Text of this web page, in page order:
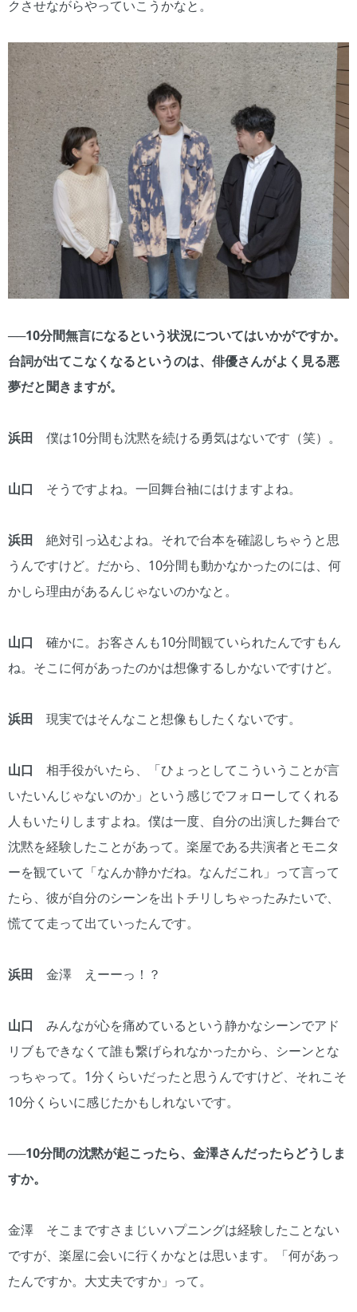
クさせながらやっていこうかなと。
──10分間無言になるという状況についてはいかがですか。
台詞が出てこなくなるというのは、俳優さんがよく見る悪
夢だと聞きますが。
浜田 僕は10分間も沈黙を続ける勇気はないです（笑）。
山口 そうですよね。一回舞台袖にはけますよね。
浜田 絶対引っ込むよね。それで台本を確認しちゃうと思
うんですけど。だから、10分間も動かなかったのには、何
かしら理由があるんじゃないのかなと。
山口 確かに。お客さんも10分間観ていられたんですもん
ね。そこに何があったのかは想像するしかないですけど。
浜田 現実ではそんなこと想像もしたくないです。
山口 相手役がいたら、「ひょっとしてこういうことが言
いたいんじゃないのか」という感じでフォローしてくれる
人もいたりしますよね。僕は一度、自分の出演した舞台で
沈黙を経験したことがあって。楽屋である共演者とモニタ
ーを観ていて「なんか静かだね。なんだこれ」って言って
たら、彼が自分のシーンを出トチリしちゃったみたいで、
慌てて走って出ていったんです。
浜田 金澤 えーーっ！？
山口 みんなが心を痛めているという静かなシーンでアド
リブもできなくて誰も繋げられなかったから、シーンとな
っちゃって。1分くらいだったと思うんですけど、それこそ
10分くらいに感じたかもしれないです。
──10分間の沈黙が起こったら、金澤さんだったらどうしま
すか。
金澤 そこまですさまじいハプニングは経験したことない
ですが、楽屋に会いに行くかなとは思います。「何があっ
たんですか。大丈夫ですか」って。